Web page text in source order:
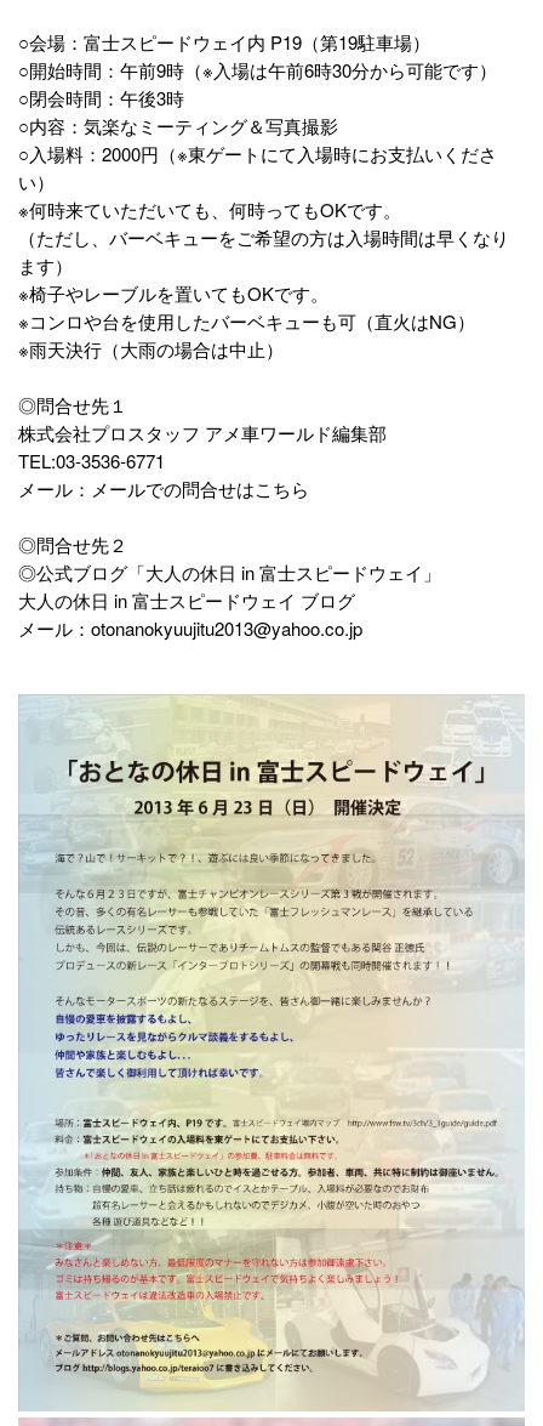
○会場：富士スピードウェイ内 P19（第19駐車場）
○開始時間：午前9時（※入場は午前6時30分から可能です）
○閉会時間：午後3時
○内容：気楽なミーティング＆写真撮影
○入場料：2000円（※東ゲートにて入場時にお支払いくださ
い）
※何時来ていただいても、何時ってもOKです。
（ただし、バーベキューをご希望の方は入場時間は早くなり
ます）
※椅子やレーブルを置いてもOKです。
※コンロや台を使用したバーベキューも可（直火はNG）
※雨天決行（大雨の場合は中止）
◎問合せ先１
株式会社プロスタッフ アメ車ワールド編集部
TEL:03-3536-6771
メール： メールでの問合せはこちら
◎問合せ先２
◎公式ブログ「大人の休日 in 富士スピードウェイ」
大人の休日 in 富士スピードウェイ ブログ
メール：otonanokyuujitu2013@yahoo.co.jp